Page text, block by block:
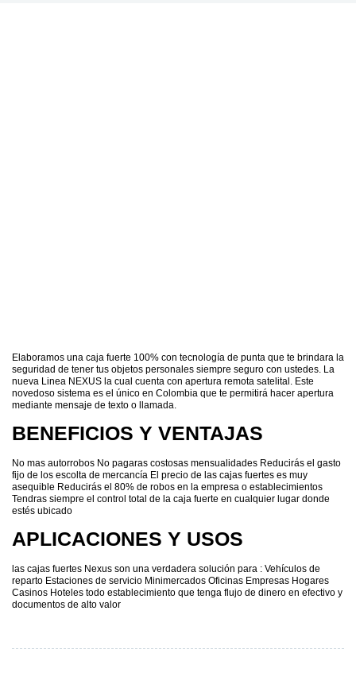
Elaboramos una caja fuerte 100% con tecnología de punta que te brindara la
seguridad de tener tus objetos personales siempre seguro con ustedes. La
nueva Linea NEXUS la cual cuenta con apertura remota satelital. Este
novedoso sistema es el único en Colombia que te permitirá hacer apertura
mediante mensaje de texto o llamada.
BENEFICIOS Y VENTAJAS
No mas autorrobos No pagaras costosas mensualidades Reducirás el gasto
fijo de los escolta de mercancía El precio de las cajas fuertes es muy
asequible Reducirás el 80% de robos en la empresa o establecimientos
Tendras siempre el control total de la caja fuerte en cualquier lugar donde
estés ubicado
APLICACIONES Y USOS
las cajas fuertes Nexus son una verdadera solución para : Vehículos de
reparto Estaciones de servicio Minimercados Oficinas Empresas Hogares
Casinos Hoteles todo establecimiento que tenga flujo de dinero en efectivo y
documentos de alto valor